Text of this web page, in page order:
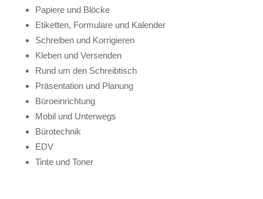
Papiere und Blöcke
Etiketten, Formulare und Kalender
Schreiben und Korrigieren
Kleben und Versenden
Rund um den Schreibtisch
Präsentation und Planung
Büroeinrichtung
Mobil und Unterwegs
Bürotechnik
EDV
Tinte und Toner